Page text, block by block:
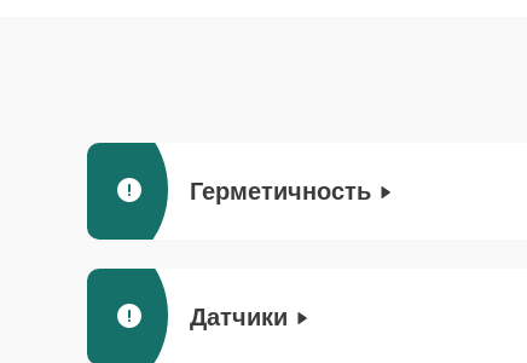
Герметичность
Датчики